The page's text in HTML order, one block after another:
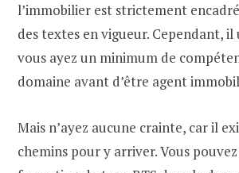
l’immobilier est strictement
des textes en vigueur. Cependant, il
vous ayez un minimum de
domaine avant d’être agent
Mais n’ayez aucune crainte, car il
chemins pour y arriver. Vous